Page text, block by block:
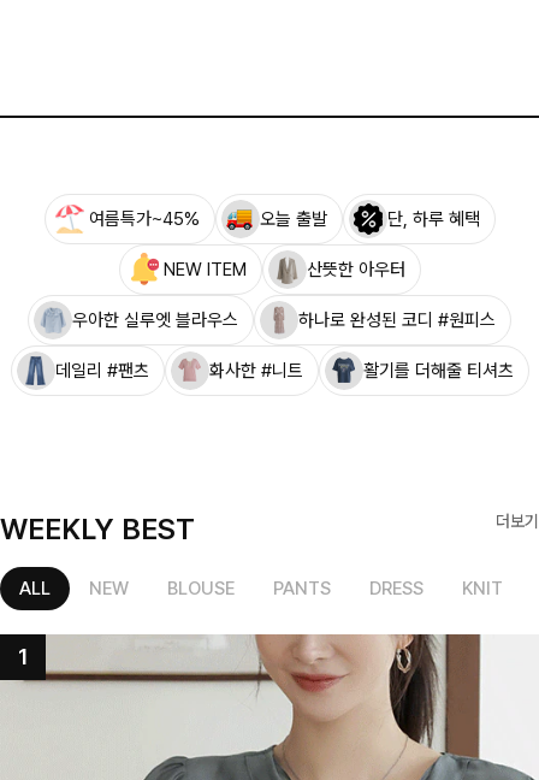
여름특가~45% 오늘 출발 단, 하루 혜택
NEW ITEM 산뜻한 아우터
우아한 실루엣 블라우스 하나로 완성된 코디 #원피스
데일리 #팬츠 화사한 #니트 활기를 더해줄 티셔츠
WEEKLY BEST 더보기
ALL NEW BLOUSE PANTS DRESS KNIT